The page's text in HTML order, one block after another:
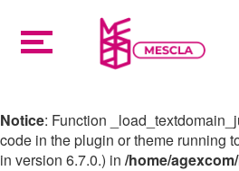
Notice: Function
code in the plugin or theme running
in version 6.7.0.) in /home/